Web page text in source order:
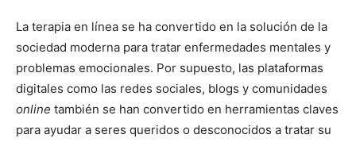
La terapia en línea se ha convertido en la solución de la
sociedad moderna para tratar enfermedades mentales y
problemas emocionales. Por supuesto, las plataformas
digitales como las redes sociales, blogs y comunidades
online también se han convertido en herramientas claves
para ayudar a seres queridos o desconocidos a tratar su